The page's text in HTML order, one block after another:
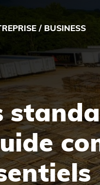
/ BUSINESS